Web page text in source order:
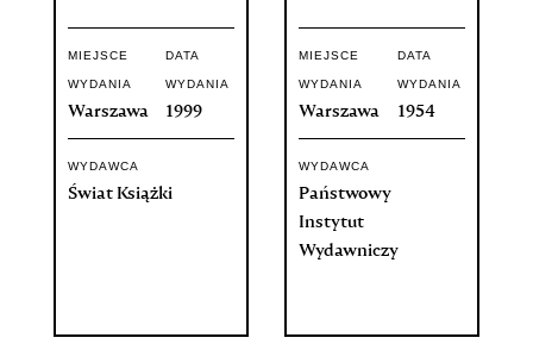
MIEJSCE
WYDANIA
Warszawa
DATA
WYDANIA
1999
WYDAWCA
Świat Książki
MIEJSCE
WYDANIA
Warszawa
DATA
WYDANIA
1954
WYDAWCA
Państwowy
Instytut
Wydawniczy